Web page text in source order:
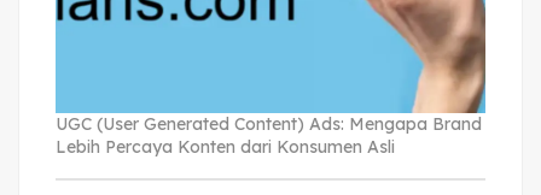
UGC (User Generated Content) Ads: Mengapa Brand
Lebih Percaya Konten dari Konsumen Asli